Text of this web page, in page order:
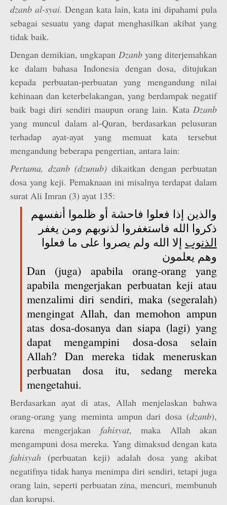
dzanb al-syai. Dengan kata lain, kata ini dipahami pula
sebagai sesuatu yang dapat menghasilkan akibat yang
tidak baik.
Dengan demikian, ungkapan Dzanb yang diterjemahkan
ke dalam bahasa Indonesia dengan dosa, ditujukan
kepada perbuatan-perbuatan yang mengandung nilai
kehinaan dan keterbelakangan, yang berdampak negatif
baik bagi diri sendiri maupun orang lain. Kata Dzanb
yang muncul dalam al-Quran, berdasarkan pelusuran
terhadap ayat-ayat yang memuat kata tersebut
mengandung beberapa pengertian, antara lain:
Pertama, dzanb (dzunub) dikaitkan dengan perbuatan
dosa yang keji. Pemaknaan ini misalnya terdapat dalam
surat Ali Imran (3) ayat 135:
والذين إذا فعلوا فاحشة أو ظلموا أنفسهم
ذكروا الله فاستغفروا لذنوبهم ومن يغفر
الذنوب إلا الله ولم يصروا على ما فعلوا
وهم يعلمون
Dan (juga) apabila orang-orang yang
apabila mengerjakan perbuatan keji atau
menzalimi diri sendiri, maka (segeralah)
mengingat Allah, dan memohon ampun
atas dosa-dosanya dan siapa (lagi) yang
dapat mengampini dosa-dosa selain
Allah? Dan mereka tidak meneruskan
perbuatan dosa itu, sedang mereka
mengetahui.
Berdasarkan ayat di atas, Allah menjelaskan bahwa
orang-orang yang meminta ampun dari dosa (dzanb),
karena mengerjakan fahisyat, maka Allah akan
mengampuni dosa mereka. Yang dimaksud dengan kata
fahisyah (perbuatan keji) adalah dosa yang akibat
negatifnya tidak hanya menimpa diri sendiri, tetapi juga
orang lain, seperti perbuatan zina, mencuri, membunuh
dan korupsi.